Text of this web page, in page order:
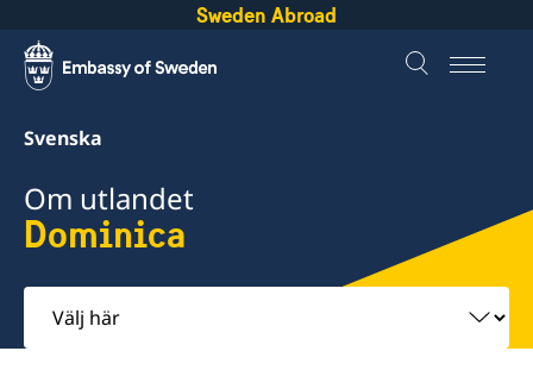
Sweden Abroad
Svenska
Om utlandet
Dominica
Välj
här